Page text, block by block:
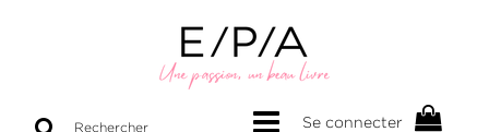
Rechercher
Se connecter